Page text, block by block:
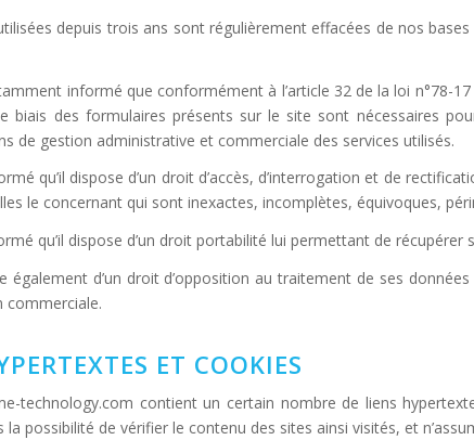
depuis trois ans sont régulièrement effacées de nos
informé que conformément à l’article 32 de la loi n°78-
biais des formulaires présents sur le site sont nécessaires
de gestion administrative et commerciale des services utilisés.
qu’il dispose d’un droit d’accès, d’interrogation et de
le concernant qui sont inexactes, incomplètes, équivoques,
qu’il dispose d’un droit portabilité lui permettant de récupérer
également d’un droit d’opposition au traitement de ses
commerciale.
ET COOKIES
technology.com contient un certain nombre de liens
la possibilité de vérifier le contenu des sites ainsi visités, et